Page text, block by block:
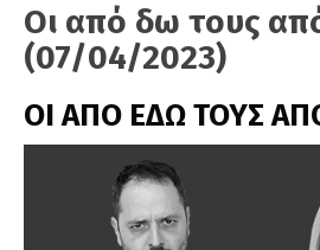
Οι από δω τους
(07/04/2023)
ΟΙ ΑΠΟ ΕΔΩ ΤΟΥΣ